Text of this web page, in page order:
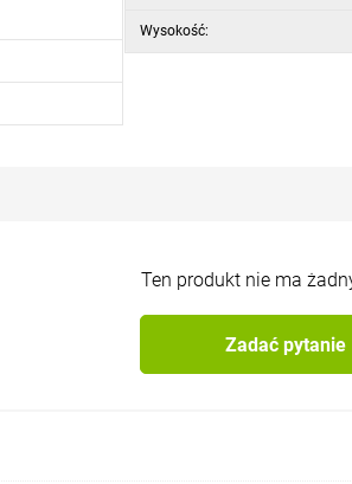
Wysokość:
Ten produkt nie ma
Zadać pytanie